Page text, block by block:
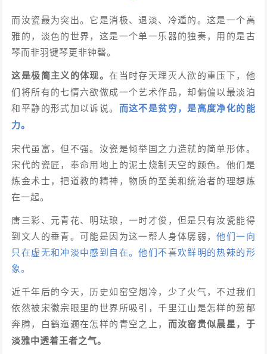
而汝瓷最为突出。它是消极、退淡、冷遁的。这是一个高
雅的，淡色的世界，这是一个单一乐器的独奏，用的是古
琴而非羽键琴更非钟磬。
这是极简主义的体现。在当时存天理灭人欲的重压下，他
们将所有的七情六欲做成一个艺术作品，却偏偏以最淡泊
和平静的形式加以诉说。 而这不是贫穷，是高度净化的能
力。
宋代虽富，但不强。汝瓷是倾举国之力造就的简单形体。
宋代的瓷匠，奉命用地上的泥土烧制天空的颜色。他们是
炼金术士，把道教的精神，物质的至美和统治者的理想炼
在一起。
唐三彩、元青花、明珐琅，一时才俊，但是只有汝瓷能得
到文人的垂青。可能是因为这一帮人身体孱弱，他们一向
只在虚无和冲淡中感到自在。他们不喜欢鲜明的热辣的形
象。
近千年后的今天，历史如窑空烟冷，少了火气，不过我们
依然被宋徽宗眼里的世界所吸引，千里江山是怎样的葱郁
奔腾，白鹤迤逦在怎样的青空之上， 而汝窑贵似晨星，于
淡雅中透着王者之气。